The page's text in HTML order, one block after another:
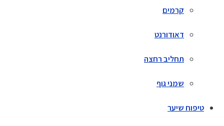
קרמים
דאודורנט
תחליב רחצה
שמני גוף
טיפוח שיער